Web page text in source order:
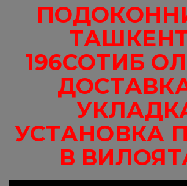
196СОТИБ
УСТАНОВКА
В